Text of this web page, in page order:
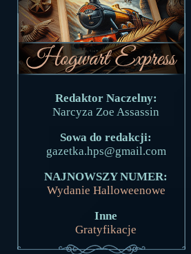
Redaktor Naczelny:
Narcyza Zoe Assassin
Sowa do redakcji:
gazetka.hps@gmail.com
NAJNOWSZY NUMER:
Wydanie Halloweenowe
Inne
Gratyfikacje